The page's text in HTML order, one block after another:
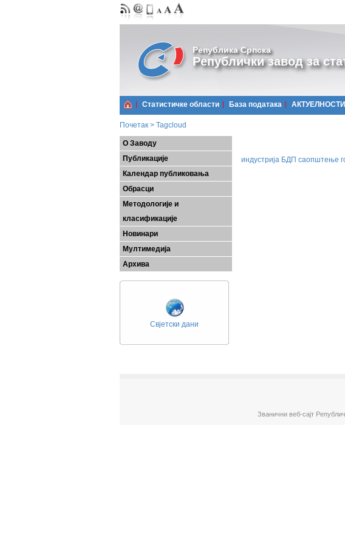
Република Српска
Републички завод за
Статистичке области Базa података АКТУЕЛНОСТИ
Почетак > Tagcloud
О Заводу
Публикације
Календар публиковања
Обрасци
Методологије и
класификације
Новинари
Мултимедија
Архива
Свјетски дани
индустрија БДП саопштење
Званични веб-сајт